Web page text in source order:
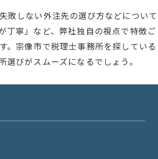
敗しない外注先の選び方などについて
丁寧」など、弊社独自の視点で特徴ご
。宗像市で税理士事務所を探している
びがスムーズになるでしょう。